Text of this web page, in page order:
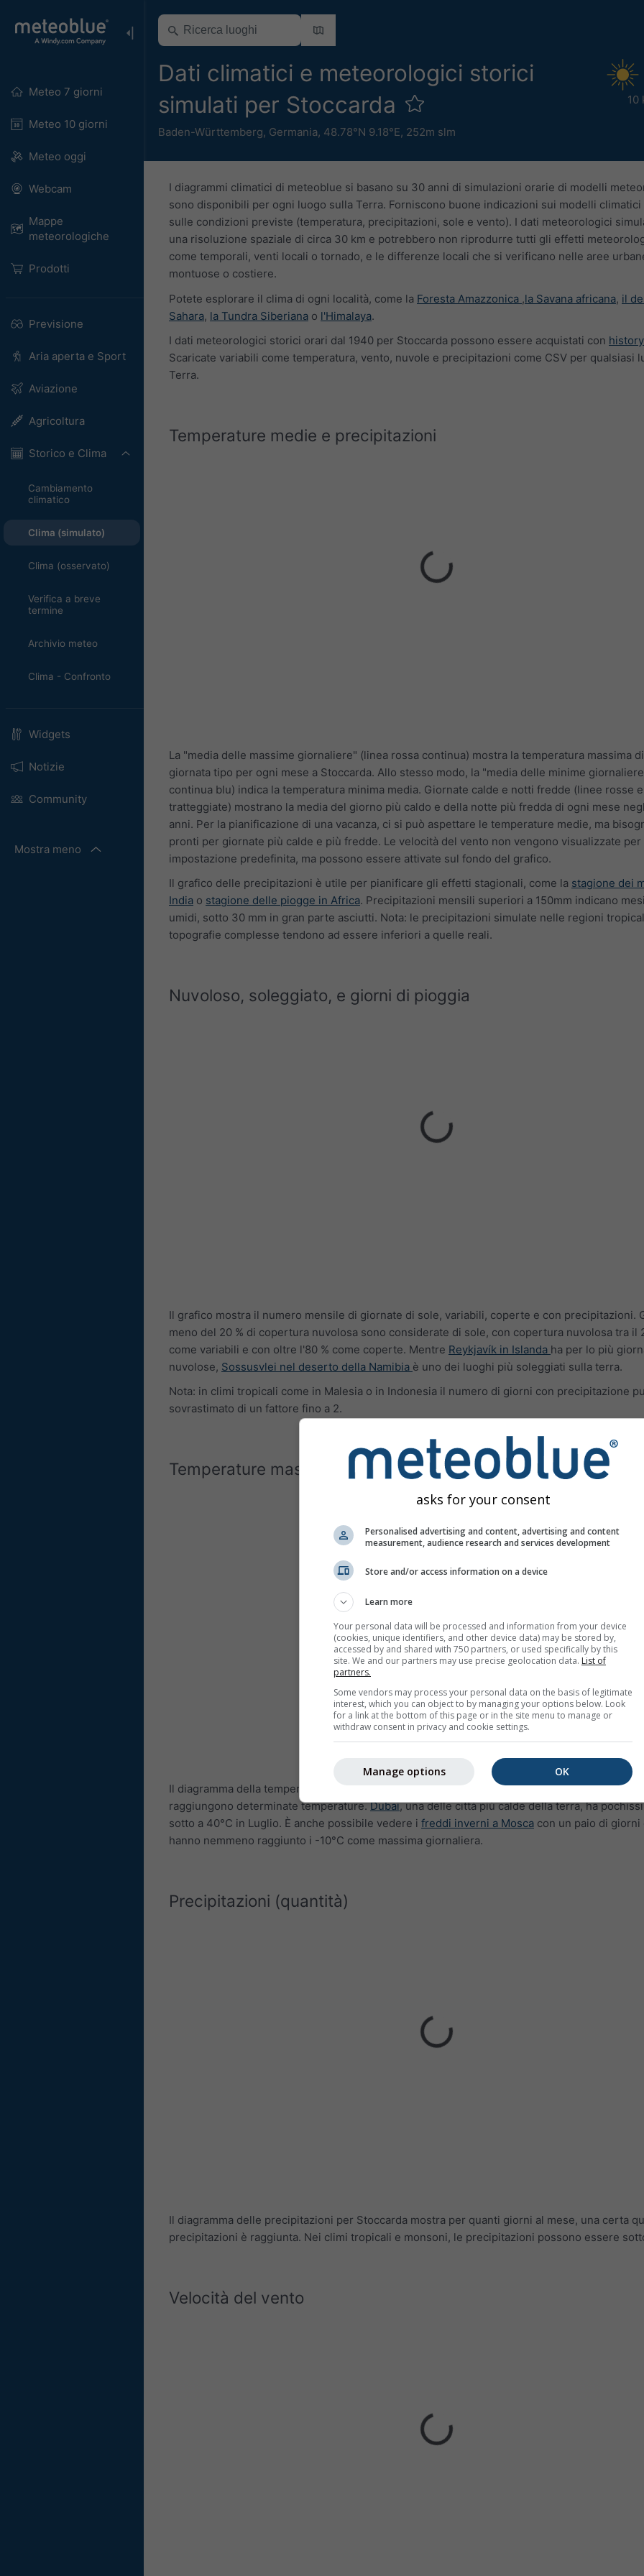
Meteo 7 giorni
Meteo 10 giorni
Meteo oggi
Webcam
Mappe
meteorologiche
Prodotti
Previsione
Aria aperta e Sport
Aviazione
Agricoltura
Storico e Clima
Cambiamento
climatico
Clima (simulato)
Clima (osservato)
Verifica a breve
termine
Archivio meteo
Clima - Confronto
Widgets
Notizie
Community
Mostra meno
Dati climatici e meteorologici storici
simulati per Stoccarda
Baden-Württemberg, Germania, 48.78°N 9.18°E, 252m slm
10
I diagrammi climatici di meteoblue si basano su 30 anni di simulazioni orarie di modelli
sono disponibili per ogni luogo sulla Terra. Forniscono buone indicazioni sui modelli
sulle condizioni previste (temperatura, precipitazioni, sole e vento). I dati meteorologici
una risoluzione spaziale di circa 30 km e potrebbero non riprodurre tutti gli effetti
come temporali, venti locali o tornado, e le differenze locali che si verificano nelle aree
montuose o costiere.
Potete esplorare il clima di ogni località, come la Foresta Amazzonica ,la Savana africana, il
Sahara, la Tundra Siberiana o l'Himalaya.
I dati meteorologici storici orari dal 1940 per Stoccarda possono essere acquistati con
Scaricate variabili come temperatura, vento, nuvole e precipitazioni come CSV per qualsiasi
Terra.
Temperature medie e precipitazioni
La "media delle massime giornaliere" (linea rossa continua) mostra la temperatura massima
giornata tipo per ogni mese a Stoccarda. Allo stesso modo, la "media delle minime
continua blu) indica la temperatura minima media. Giornate calde e notti fredde (linee rosse
tratteggiate) mostrano la media del giorno più caldo e della notte più fredda di ogni mese
anni. Per la pianificazione di una vacanza, ci si può aspettare le temperature medie, ma
pronti per giornate più calde e più fredde. Le velocità del vento non vengono visualizzate per
impostazione predefinita, ma possono essere attivate sul fondo del grafico.
Il grafico delle precipitazioni è utile per pianificare gli effetti stagionali, come la stagione dei
India o stagione delle piogge in Africa. Precipitazioni mensili superiori a 150mm indicano
umidi, sotto 30 mm in gran parte asciutti. Nota: le precipitazioni simulate nelle regioni
topografie complesse tendono ad essere inferiori a quelle reali.
Nuvoloso, soleggiato, e giorni di pioggia
Il grafico mostra il numero mensile di giornate di sole, variabili, coperte e con precipitazioni.
meno del 20 % di copertura nuvolosa sono considerate di sole, con copertura nuvolosa tra il
come variabili e con oltre l'80 % come coperte. Mentre Reykjavík in Islanda ha per lo più
nuvolose, Sossusvlei nel deserto della Namibia è uno dei luoghi più soleggiati sulla terra.
Nota: in climi tropicali come in Malesia o in Indonesia il numero di giorni con precipitazione
sovrastimato di un fattore fino a 2.
Temperature massime
Il diagramma della temperatura massima per Stoccarda mostra il numero di giorni al mese che
raggiungono determinate temperature.Dubai, una delle città più calde della terra, ha
sotto a 40°C in Luglio. È anche possibile vedere i freddi inverni a Mosca con un paio di giorni
hanno nemmeno raggiunto i -10°C come massima giornaliera.
Precipitazioni (quantità)
Il diagramma delle precipitazioni per Stoccarda mostra per quanti giorni al mese, una certa
precipitazioni è raggiunta. Nei climi tropicali e monsoni, le precipitazioni possono essere
Velocità del vento
asks for your consent
Personalised advertising and content, advertising and content
measurement, audience research and services development
Store and/or access information on a device
Learn more
Your personal data will be processed and information from your device
(cookies, unique identifiers, and other device data) may be stored by,
accessed by and shared with 750 partners, or used specifically by this
site. We and our partners may use precise geolocation data. List of
partners.
Some vendors may process your personal data on the basis of legitimate
interest, which you can object to by managing your options below. Look
for a link at the bottom of this page or in the site menu to manage or
withdraw consent in privacy and cookie settings.
OK
Manage options